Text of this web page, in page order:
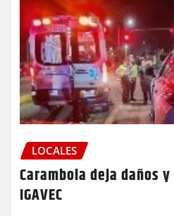
LOCALES
Carambola deja daños
IGAVEC